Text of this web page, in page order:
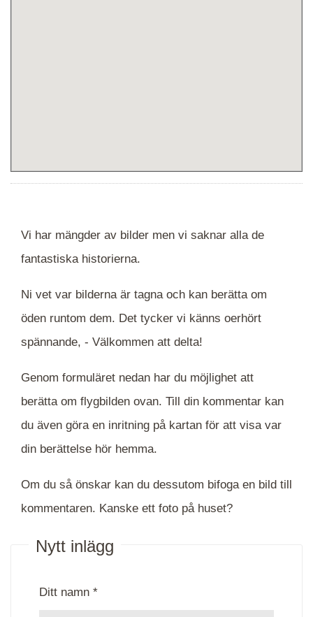
Vi har mängder av bilder men vi saknar alla de
fantastiska historierna.
Ni vet var bilderna är tagna och kan berätta om
öden runtom dem. Det tycker vi känns oerhört
spännande, - Välkommen att delta!
Genom formuläret nedan har du möjlighet att
berätta om flygbilden ovan. Till din kommentar kan
du även göra en inritning på kartan för att visa var
din berättelse hör hemma.
Om du så önskar kan du dessutom bifoga en bild till
kommentaren. Kanske ett foto på huset?
Nytt inlägg
Ditt namn *